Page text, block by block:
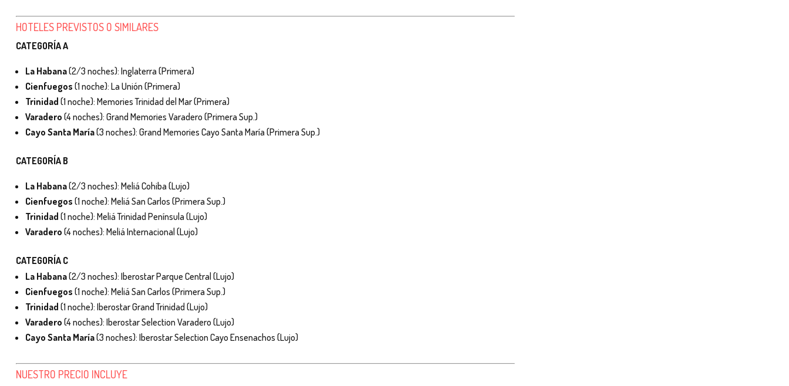
HOTELES PREVISTOS O SIMILARES
CATEGORÍA A
La Habana(2/3 noches): Inglaterra (Primera)
Cienfuegos (1 noche): La Unión (Primera)
Trinidad (1 noche): Memories Trinidad del Mar (Primera)
Varadero (4 noches): Grand Memories Varadero (Primera Sup.)
Cayo Santa María(3 noches): Grand Memories Cayo Santa María (Primera Sup.)
CATEGORÍA B
La Habana(2/3 noches): Meliá Cohiba (Lujo)
Cienfuegos (1 noche): Meliá San Carlos (Primera Sup.)
Trinidad (1 noche): Meliá Trinidad Península (Lujo)
Varadero (4 noches): Meliá Internacional (Lujo)
CATEGORÍA C
La Habana(2/3 noches): Iberostar Parque Central (Lujo)
Cienfuegos (1 noche): Meliá San Carlos (Primera Sup.)
Trinidad (1 noche): Iberostar Grand Trinidad (Lujo)
Varadero (4 noches): Iberostar Selection Varadero (Lujo)
Cayo Santa María(3 noches): Iberostar Selection Cayo Ensenachos (Lujo)
NUESTRO PRECIO INCLUYE